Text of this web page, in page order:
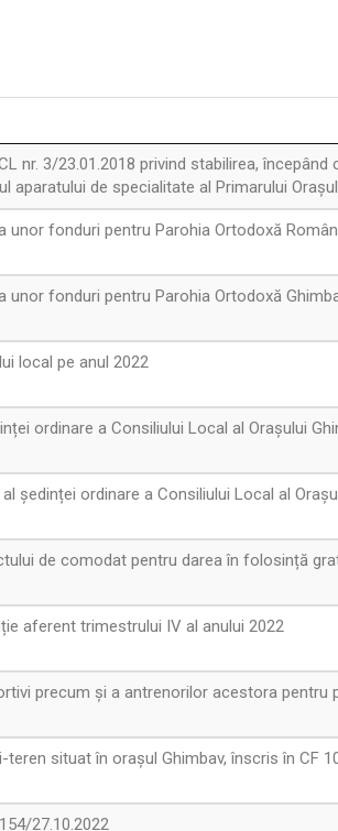
nr. 3/23.01.2018 privind stabilirea,
de specialitate al Primarului
fonduri pentru Parohia Ortodoxă
fonduri pentru Parohia Ortodoxă
local pe anul 2022
ordinare a Consiliului Local al Orașului
ședinței ordinare a Consiliului Local al
de comodat pentru darea în folosință
aferent trimestrului IV al anului 2022
precum și a antrenorilor acestora
situat în orașul Ghimbav, înscris în CF
27.10.2022